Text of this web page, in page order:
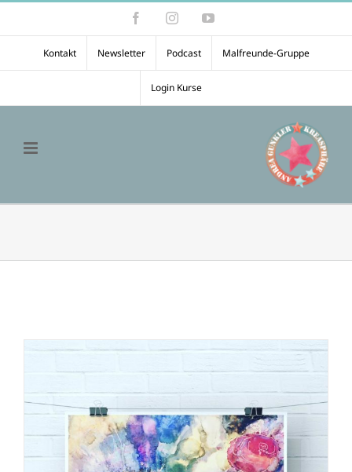
springen
FacebookInstagramYouTube
Kontakt Newsletter Podcast Malfreunde-Gruppe
Login Kurse